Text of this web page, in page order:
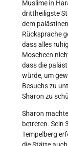
Muslime in
drittheiligste
dem
Rücksprache
dass alles
Moscheen
dass die
würde, um
Besuchs zu
Sharon zu
Sharon
betreten. Sein
Tempelberg